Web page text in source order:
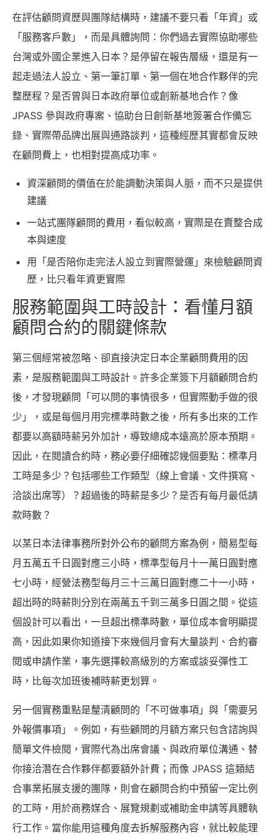
在評估顧問資歷與團隊結構時，建議不要只看「年資」或
「服務客戶數」，而是具體詢問：你們過去實際協助哪些
台灣或外國企業進入日本？是停留在報告層級，還是有一
起走過法人設立、第一筆訂單、第一個在地合作夥伴的完
整歷程？是否曾與日本政府單位或創新基地合作？像
JPASS 參與政府專案、協助台日創新基地簽署合作備忘
錄、實際帶品牌出展與通路談判，這種經歷其實都會反映
在顧問費上，也相對提高成功率。
資深顧問的價值在於能調動決策與人脈，而不只是提供
建議
一站式團隊顧問的費用，看似較高，實際是在賣整合成
本與速度
用「是否陪你走完法人設立到實際營運」來檢驗顧問資
歷，比只看年資更實際
服務範圍與工時設計：看懂月額
顧問合約的關鍵條款
第三個經常被忽略、卻直接決定日本企業顧問費用的因
素，是服務範圍與工時設計。許多企業簽下月額顧問合約
後，才發現顧問「可以問的事情很多，但實際動手做的很
少」，或是每個月用完標準時數之後，所有多出來的工作
都要以高額時薪另外加計，導致總成本遠高於原本預期。
因此，在閱讀合約時，務必要仔細確認幾個要點：標準月
工時是多少？包括哪些工作類型（線上會議、文件撰寫、
洽談出席等）？超過後的時薪是多少？是否有每月最低請
款時數？
以某日本法律事務所對外公布的顧問方案為例，簡易型每
月五萬五千日圓對應三小時，標準型每月十一萬日圓對應
七小時，經營法務型每月三十三萬日圓對應二十一小時，
超出時的時薪則分別在兩萬五千到三萬多日圓之間。從這
個設計可以看出，一旦超出標準時數，單位成本會明顯提
高，因此如果你知道接下來幾個月會有大量談判、合約審
閱或申請作業，事先選擇較高級別的方案或談妥彈性工
時，比每次加班後補時薪更划算。
另一個實務重點是釐清顧問的「不可做事項」與「需要另
外報價事項」。例如，有些顧問的月額方案只包含諮詢與
簡單文件檢閱，實際代為出席會議、與政府單位溝通、替
你接洽潛在合作夥伴都要額外計費；而像 JPASS 這類結
合事業拓展支援的團隊，則會在顧問合約中預留一定比例
的工時，用於商務媒合、展覽規劃或補助金申請等具體執
行工作。當你能用這種角度去拆解服務內容，就比較能理